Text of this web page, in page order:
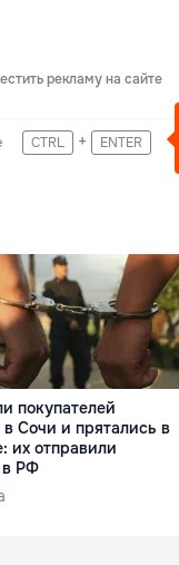
рекламу на сайте
CTRL + ENTER
покупателей
в Сочи и прятались в
их отправили
в РФ